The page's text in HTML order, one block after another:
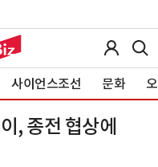
사이언스조선 문화
, 종전 협상에